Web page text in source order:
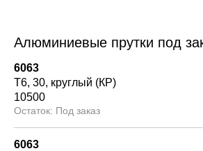
Алюминиевые прутки под
6063
Т6 30 круглый (КР)
10500
Под заказ
6063